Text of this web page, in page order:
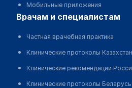
Мобильные приложения
врачам и специалистам
Частная врачебная практика
Клинические протоколы Казахстан
Клинические рекомендации
Клинические протоколы Беларусь